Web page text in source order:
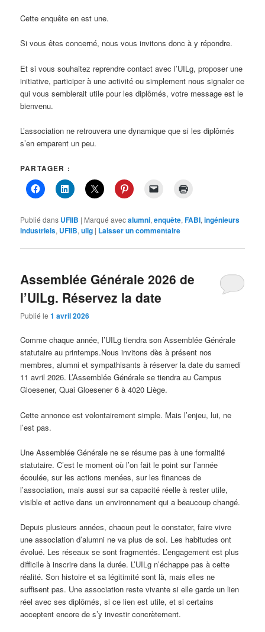
Cette enquête en est une.
Si vous êtes concerné, nous vous invitons donc à y répondre.
Et si vous souhaitez reprendre contact avec l’UILg, proposer une
initiative, participer à une activité ou simplement nous signaler ce
qui vous semblerait utile pour les diplômés, votre message est le
bienvenu.
L’association ne retrouvera une dynamique que si les diplômés
s’en emparent un peu.
PARTAGER :
Publié dans UFIIB | Marqué avecalumni,enquête,FABI,ingénieurs
industriels, UFIIB,uilg | Laisser un commentaire
Assemblée Générale 2026 de
l’UILg. Réservez la date
Publié le1 avril 2026
Comme chaque année, l’UILg tiendra son Assemblée Générale
statutaire au printemps.Nous invitons dès à présent nos
membres, alumni et sympathisants à réserver la date du samedi
11 avril 2026. L’Assemblée Générale se tiendra au Campus
Gloesener, Quai Gloesener 6 à 4020 Liège.
Cette annonce est volontairement simple. Mais l’enjeu, lui, ne
l’est pas.
Une Assemblée Générale ne se résume pas à une formalité
statutaire. C’est le moment où l’on fait le point sur l’année
écoulée, sur les actions menées, sur les finances de
l’association, mais aussi sur sa capacité réelle à rester utile,
visible et active dans un environnement qui a beaucoup changé.
Depuis plusieurs années, chacun peut le constater, faire vivre
une association d’alumni ne va plus de soi. Les habitudes ont
évolué. Les réseaux se sont fragmentés. L’engagement est plus
difficile à inscrire dans la durée. L’UILg n’échappe pas à cette
réalité. Son histoire et sa légitimité sont là, mais elles ne
suffisent pas. Une association reste vivante si elle garde un lien
réel avec ses diplômés, si ce lien est utile, et si certains
acceptent encore de s’y investir concrètement.